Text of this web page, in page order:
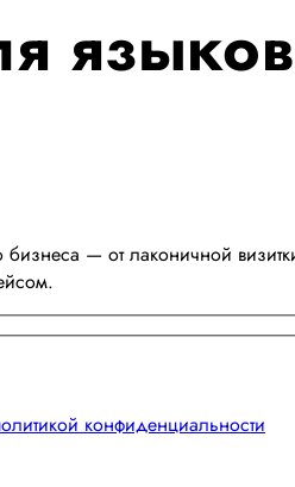
— от лаконичной
конфиденциальности